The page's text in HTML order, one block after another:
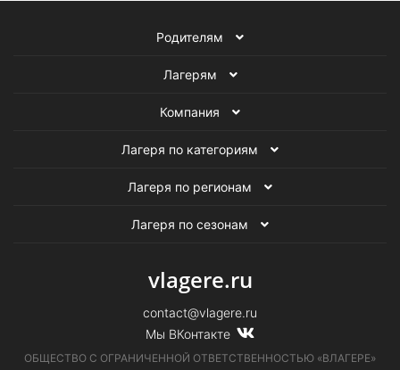
Родителям
Лагерям
Компания
Лагеря по категориям
Лагеря по регионам
Лагеря по сезонам
vlagere.ru
contact@vlagere.ru
Мы ВКонтакте
ОБЩЕСТВО С ОГРАНИЧЕННОЙ ОТВЕТСТВЕННОСТЬЮ «ВЛАГЕРЕ»